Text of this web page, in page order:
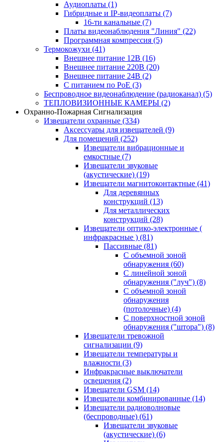
Аудиоплаты (1)
Гибридные и IP-видеоплаты (7)
16-ти канальные (7)
Платы видеонаблюдения "Линия" (22)
Программная компрессия (5)
Термокожухи (41)
Внешнее питание 12В (16)
Внешнее питание 220В (20)
Внешнее питание 24В (2)
С питанием по PoE (3)
Беспроводное видеонаблюдение (радиоканал) (5)
ТЕПЛОВИЗИОННЫЕ КАМЕРЫ (2)
Охранно-Пожарная Сигнализация
Извещатели охранные (334)
Аксессуары для извещателей (9)
Для помещений (252)
Извещатели вибрационные и
емкостные (7)
Извещатели звуковые
(акустические) (19)
Извещатели магнитоконтактные (41)
Для деревянных
конструкций (13)
Для металлических
конструкций (28)
Извещатели оптико-электронные (
инфракрасные ) (81)
Пассивные (81)
С объемной зоной
обнаружения (60)
С линейной зоной
обнаружения ("луч") (8)
С объемной зоной
обнаружения
(потолочные) (4)
С поверхностной зоной
обнаружения ("штора") (8)
Извещатели тревожной
сигнализации (9)
Извещатели температуры и
влажности (3)
Инфракрасные выключатели
освещения (2)
Извещатели GSM (14)
Извещатели комбинированные (14)
Извещатели радиоволновые
(беспроводные) (61)
Извещатели звуковые
(акустические) (6)